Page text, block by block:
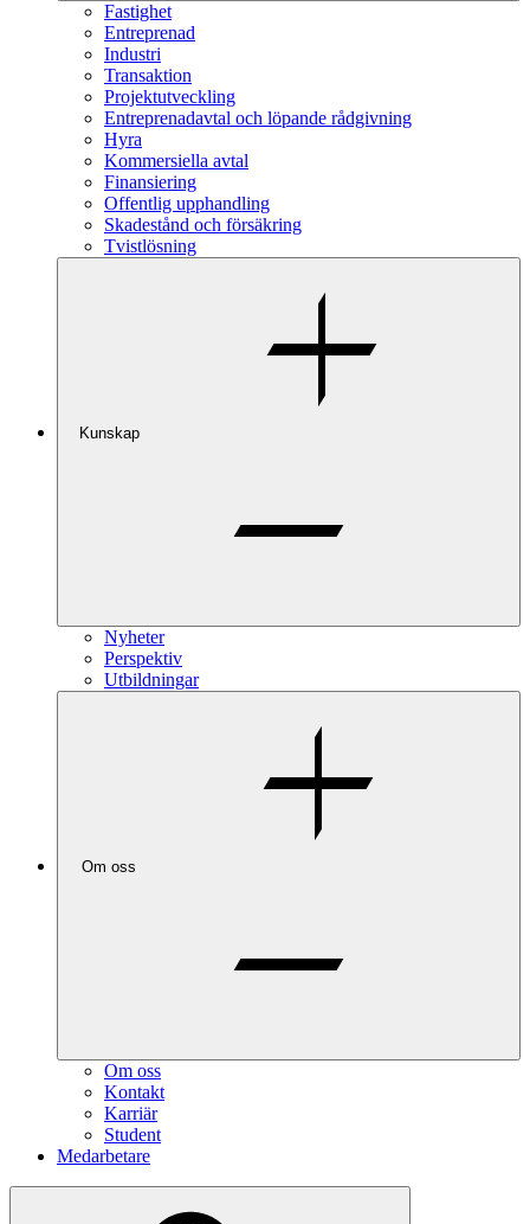
Fastighet
Entreprenad
Industri
Transaktion
Projektutveckling
Entreprenadavtal och löpande rådgivning
Hyra
Kommersiella avtal
Finansiering
Offentlig upphandling
Skadestånd och försäkring
Tvistlösning
Kunskap
Nyheter
Perspektiv
Utbildningar
Om oss
Om oss
Kontakt
Karriär
Student
Medarbetare